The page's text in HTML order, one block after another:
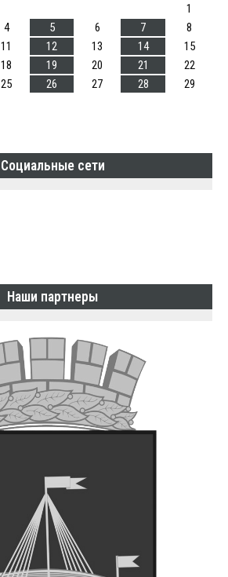
1
4 5 6 7
8
11 12 13 14
15
18 19 20 21
22
25 26 27 28
29
Социальные сети
Наши партнеры